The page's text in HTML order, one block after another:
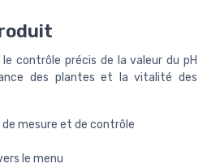
contrôle précis de la valeur du pH
des plantes et la vitalité des
mesure et de contrôle
le menu